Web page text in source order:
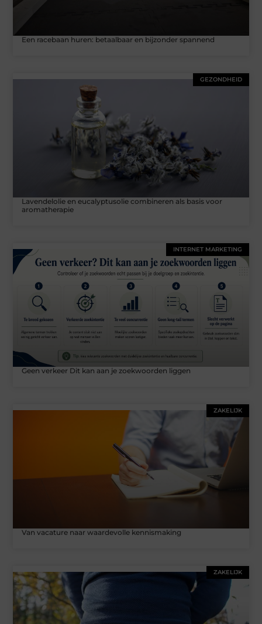
Een racebaan huren: betaalbaar en bijzonder spannend
GEZONDHEID
Lavendelolie en eucalyptusolie combineren als basis voor
aromatherapie
INTERNET MARKETING
Geen verkeer Dit kan aan je zoekwoorden liggen
ZAKELIJK
Van vacature naar waardevolle kennismaking
ZAKELIJK